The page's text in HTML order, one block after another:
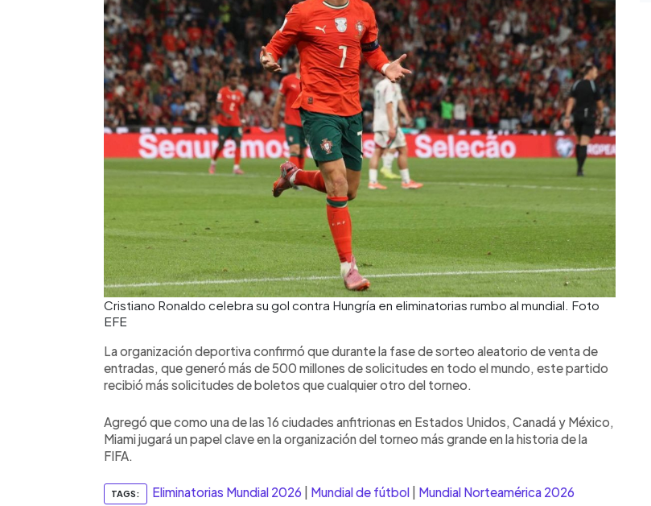
Cristiano Ronaldo celebra su gol contra Hungría en eliminatorias rumbo al mundial. Foto
EFE
La organización deportiva confirmó que durante la fase de sorteo aleatorio de venta de
entradas, que generó más de 500 millones de solicitudes en todo el mundo, este partido
recibió más solicitudes de boletos que cualquier otro del torneo.
Agregó que como una de las 16 ciudades anfitrionas en Estados Unidos, Canadá y México,
Miami jugará un papel clave en la organización del torneo más grande en la historia de la
FIFA.
TAGS: Eliminatorias Mundial 2026 Mundial de fútbol Mundial Norteamérica 2026